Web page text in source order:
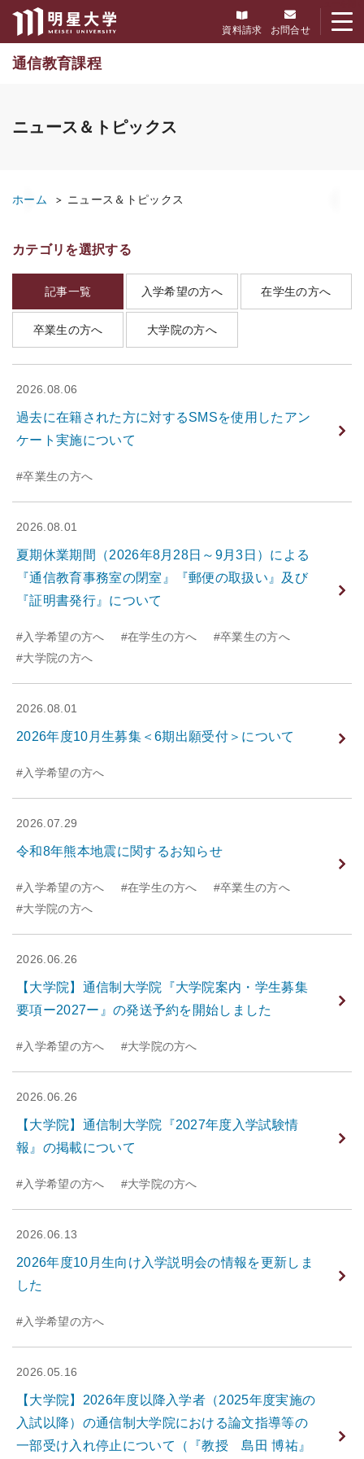
資料請求 お問合せ
通信教育課程
ニュース＆トピックス
ホーム ニュース＆トピックス
カテゴリを選択する
記事一覧 入学希望の方へ 在学生の方へ
卒業生の方へ 大学院の方へ
2026.08.06
過去に在籍された方に対するSMSを使用したアン
ケート実施について
#卒業生の方へ
2026.08.01
夏期休業期間（2026年8月28日～9月3日）による
『通信教育事務室の閉室』『郵便の取扱い』及び
『証明書発行』について
#入学希望の方へ #在学生の方へ
#卒業生の方へ
#大学院の方へ
2026.08.01
2026年度10月生募集＜6期出願受付＞について
#入学希望の方へ
2026.07.29
令和8年熊本地震に関するお知らせ
#入学希望の方へ #在学生の方へ
#卒業生の方へ
#大学院の方へ
2026.06.26
【大学院】通信制大学院『大学院案内・学生募集
要項ー2027ー』の発送予約を開始しました
#入学希望の方へ #大学院の方へ
2026.06.26
【大学院】通信制大学院『2027年度入学試験情
報』の掲載について
#入学希望の方へ #大学院の方へ
2026.06.13
2026年度10月生向け入学説明会の情報を更新しま
した
#入学希望の方へ
2026.05.16
【大学院】2026年度以降入学者（2025年度実施の
入試以降）の通信制大学院における論文指導等の
一部受け入れ停止について（『教授 島田 博祐』